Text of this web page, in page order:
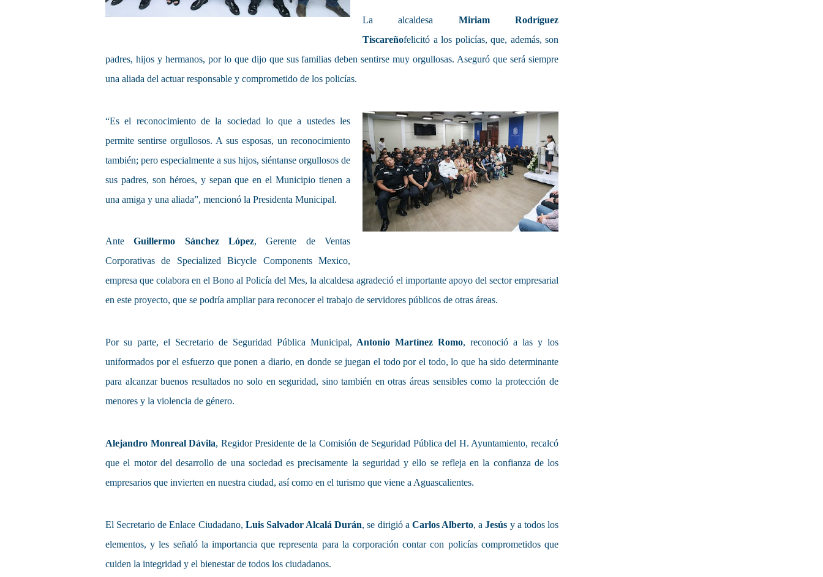
La alcaldesa Miriam Rodríguez
Tiscareñofelicitó a los policías, que, además, son
padres, hijos y hermanos, por lo que dijo que sus familias deben sentirse muy orgullosas. Aseguró que será siempre
una aliada del actuar responsable y comprometido de los policías.
“Es el reconocimiento de la sociedad lo que a ustedes les
permite sentirse orgullosos. A sus esposas, un reconocimiento
también; pero especialmente a sus hijos, siéntanse orgullosos de
sus padres, son héroes, y sepan que en el Municipio tienen a
una amiga y una aliada”, mencionó la Presidenta Municipal.
AnteGuillermo Sánchez López, Gerente de Ventas
Corporativas de Specialized Bicycle Components Mexico,
empresa que colabora en el Bono al Policía del Mes, la alcaldesa agradeció el importante apoyo del sector empresarial
en este proyecto, que se podría ampliar para reconocer el trabajo de servidores públicos de otras áreas.
Por su parte, el Secretario de Seguridad Pública Municipal, Antonio Martínez Romo, reconoció a las y los
uniformados por el esfuerzo que ponen a diario, en donde se juegan el todo por el todo, lo que ha sido determinante
para alcanzar buenos resultados no solo en seguridad, sino también en otras áreas sensibles como la protección de
menores y la violencia de género.
Alejandro Monreal Dávila, Regidor Presidente de la Comisión de Seguridad Pública del H. Ayuntamiento, recalcó
que el motor del desarrollo de una sociedad es precisamente la seguridad y ello se refleja en la confianza de los
empresarios que invierten en nuestra ciudad, así como en el turismo que viene a Aguascalientes.
El Secretario de Enlace Ciudadano, Luis Salvador Alcalá Durán, se dirigió a Carlos Alberto, aJesús y a todos los
elementos, y les señaló la importancia que representa para la corporación contar con policías comprometidos que
cuiden la integridad y el bienestar de todos los ciudadanos.